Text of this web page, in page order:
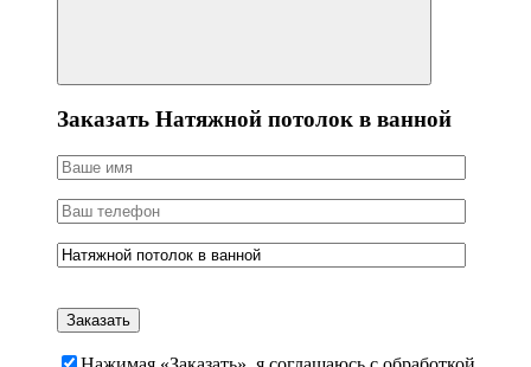
Заказать Натяжной потолок в ванной